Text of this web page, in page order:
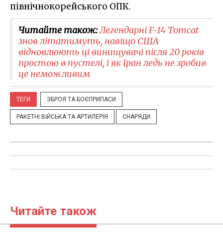
північнокорейського ОПК.
Читайте також:Легендарні F-14 Tomcat
знов літатимуть, навіщо США
відновлюють ці винищувачі після 20 років
простою в пустелі, і як Іран ледь не зробив
це неможливим
ТЕГИ ЗБРОЯ ТА БОЄПРИПАСИ
РАКЕТНІ ВІЙСЬКА ТА АРТИЛЕРІЯ СНАРЯДИ
Читайте також